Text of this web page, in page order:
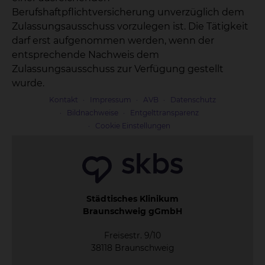
Berufshaftpflichtversicherung unverzüglich dem
Zulassungsausschuss vorzulegen ist. Die Tätigkeit
darf erst aufgenommen werden, wenn der
entsprechende Nachweis dem
Zulassungsausschuss zur Verfügung gestellt
wurde.
Kontakt Impressum AVB
Datenschutz
Bildnachweise
Entgelttransparenz
Cookie Einstellungen
Städtisches Klinikum
Braunschweig gGmbH
Freisestr. 9/10
38118 Braunschweig